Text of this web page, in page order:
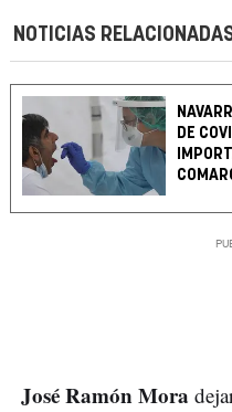
NOTICIAS
DE
José Ramón Mora